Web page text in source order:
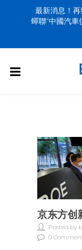
京东方创
Posted by
0
最新消息！
蟬聯“中國汽